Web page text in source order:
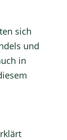
sich
und
in